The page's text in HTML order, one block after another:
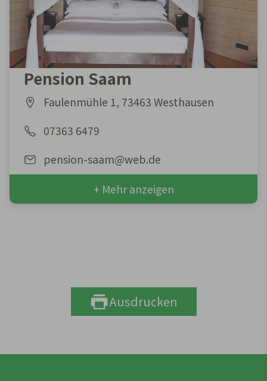
Pension Saam
Faulenmühle 1, 73463 Westhausen
07363 6479
pension-saam@web.de
+ Mehr anzeigen
Ausdrucken